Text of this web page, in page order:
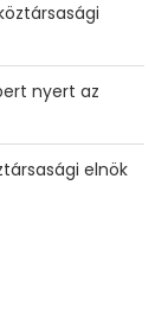
nyert az
elnök